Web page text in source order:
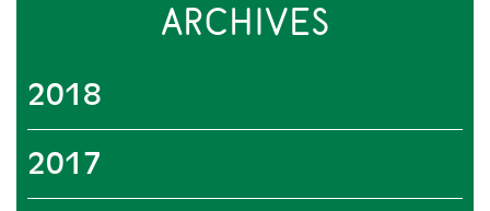
ARCHIVES
2018
2017